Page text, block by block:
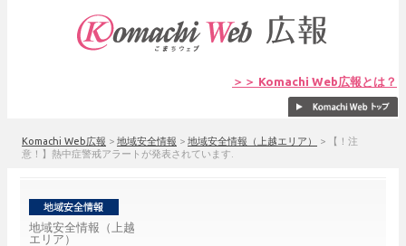
＞＞ Komachi Web広報とは？
Komachi Web広報 > 地域安全情報 > 地域安全情報（上越エリア） >
【！注
意！】熱中症警戒アラートが発表されています.
地域安全情報（上越
エリア）